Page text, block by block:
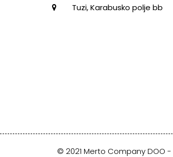
Tuzi, Karabusko polje bb
© 2021 Merto Company DOO -